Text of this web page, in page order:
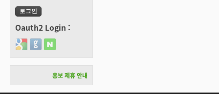
Oauth2 Login :
Login with Google
Login with GitHub
Login with Naver
홍보 제휴 안내